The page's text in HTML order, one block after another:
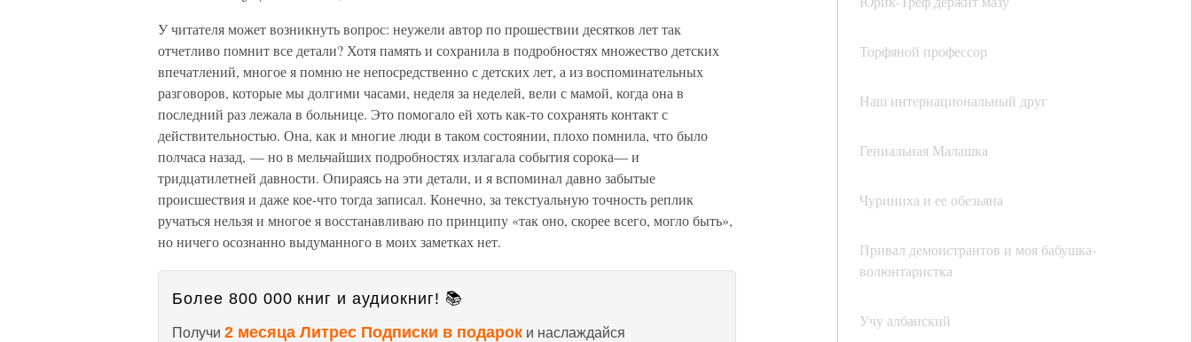
Торфяной профессор
Наш интернациональный друг
Гениальная Малашка
Чуриниха и ее обезьяна
Привал демонстрантов и моя бабушка-
волюнтаристка
Учу албанский
У читателя может возникнуть вопрос: неужели автор по прошествии десятков лет так
отчетливо помнит все детали? Хотя память и сохранила в подробностях множество детских
впечатлений, многое я помню не непосредственно с детских лет, а из воспоминательных
разговоров, которые мы долгими часами, неделя за неделей, вели с мамой, когда она в
последний раз лежала в больнице. Это помогало ей хоть как-то сохранять контакт с
действительностью. Она, как и многие люди в таком состоянии, плохо помнила, что было
полчаса назад, — но в мельчайших подробностях излагала события сорока— и
тридцатилетней давности. Опираясь на эти детали, и я вспоминал давно забытые
происшествия и даже кое-что тогда записал. Конечно, за текстуальную точность реплик
ручаться нельзя и многое я восстанавливаю по принципу «так оно, скорее всего, могло быть»,
но ничего осознанно выдуманного в моих заметках нет.
Более 800 000 книг и аудиокниг! 📚
Получи 2 месяца Литрес Подписки в подарок и наслаждайся